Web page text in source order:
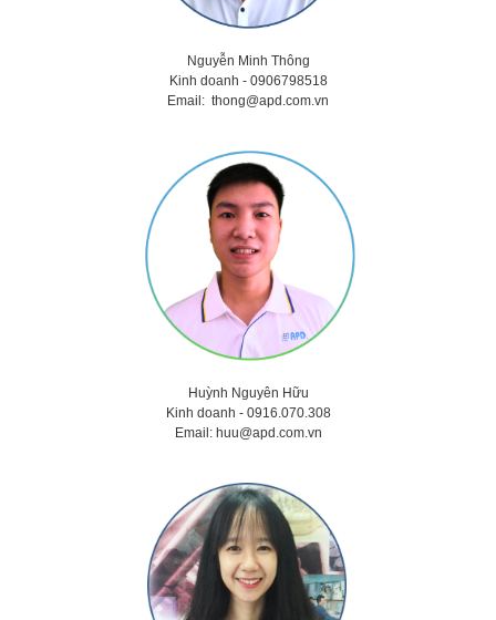
Nguyễn Minh Thông
Kinh doanh - 0906798518
Email: thong@apd.com.vn
Huỳnh Nguyên Hữu
Kinh doanh - 0916.070.308
Email: huu@apd.com.vn